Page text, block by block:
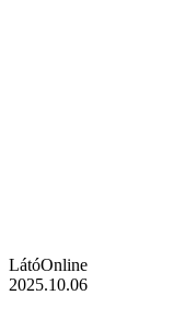
LátóOnline
2025.10.06